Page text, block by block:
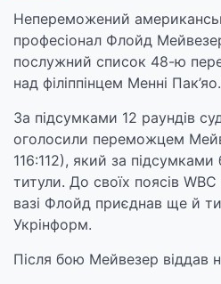
Непереможений
професіонал Флойд
послужний список 48-ю
над філіппінцем Менні Пак’яо.
За підсумками 12 раундів
оголосили переможцем
116:112), який за підсумками
титули. До своїх поясів WBC
вазі Флойд приєднав ще й
Укрінформ.
Після бою Мейвезер віддав